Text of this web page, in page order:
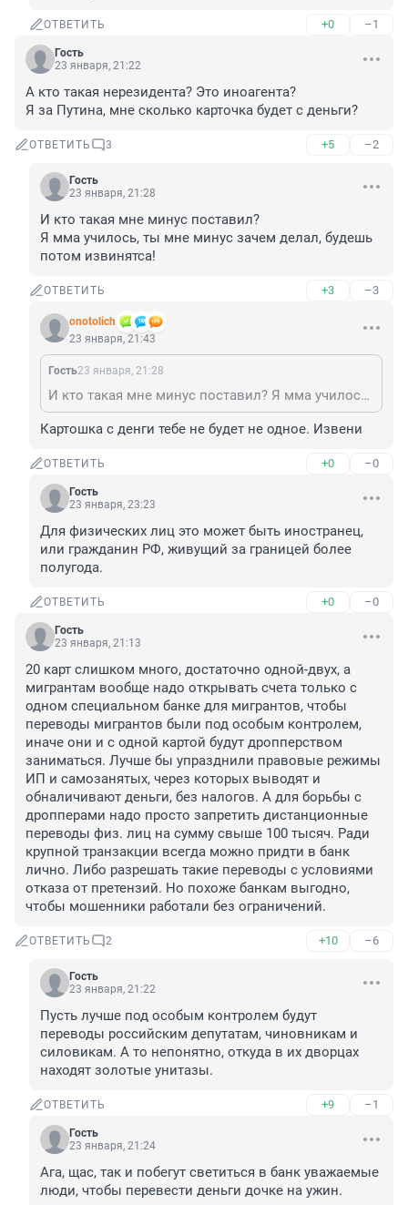
ОТВЕТИТЬ +0 –1
Гость
23 января, 21:22
А кто такая нерезидента? Это иноагента?
Я за Путина, мне сколько карточка будет с деньги?
ОТВЕТИТЬ 3 +5 –2
Гость
23 января, 21:28
И кто такая мне минус поставил?
Я мма училось, ты мне минус зачем делал, будешь
потом извинятса!
ОТВЕТИТЬ +3 –3
onotolich
23 января, 21:43
Гость23 января, 21:28
И кто такая мне минус поставил? Я мма училось, ты мне минус зачем делал, будешь потом извинятса!
Картошка с денги тебе не будет не одное. Извени
ОТВЕТИТЬ +0 –0
Гость
23 января, 23:23
Для физических лиц это может быть иностранец,
или гражданин РФ, живущий за границей более
полугода.
ОТВЕТИТЬ +0 –0
Гость
23 января, 21:13
20 карт слишком много, достаточно одной-двух, а
мигрантам вообще надо открывать счета только с
одном специальном банке для мигрантов, чтобы
переводы мигрантов были под особым контролем,
иначе они и с одной картой будут дропперством
заниматься. Лучше бы упразднили правовые режимы
ИП и самозанятых, через которых выводят и
обналичивают деньги, без налогов. А для борьбы с
дропперами надо просто запретить дистанционные
переводы физ. лиц на сумму свыше 100 тысяч. Ради
крупной транзакции всегда можно придти в банк
лично. Либо разрешать такие переводы с условиями
отказа от претензий. Но похоже банкам выгодно,
чтобы мошенники работали без ограничений.
ОТВЕТИТЬ 2 +10 –6
Гость
23 января, 21:22
Пусть лучше под особым контролем будут
переводы российским депутатам, чиновникам и
силовикам. А то непонятно, откуда в их дворцах
находят золотые унитазы.
ОТВЕТИТЬ +9 –1
Гость
23 января, 21:24
Ага, щас, так и побегут светиться в банк уважаемые
люди, чтобы перевести деньги дочке на ужин.